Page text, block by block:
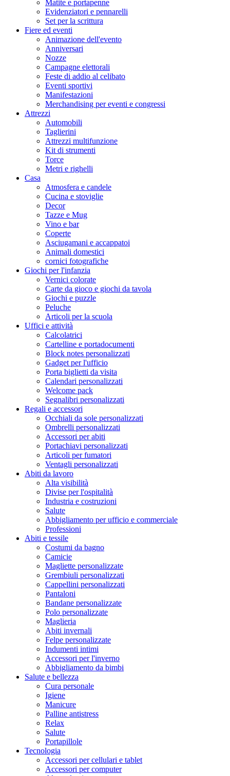
Matite e portapenne
Evidenziatori e pennarelli
Set per la scrittura
Fiere ed eventi
Animazione dell'evento
Anniversari
Nozze
Campagne elettorali
Feste di addio al celibato
Eventi sportivi
Manifestazioni
Merchandising per eventi e congressi
Attrezzi
Automobili
Taglierini
Attrezzi multifunzione
Kit di strumenti
Torce
Metri e righelli
Casa
Atmosfera e candele
Cucina e stoviglie
Decor
Tazze e Mug
Vino e bar
Coperte
Asciugamani e accappatoi
Animali domestici
cornici fotografiche
Giochi per l'infanzia
Vernici colorate
Carte da gioco e giochi da tavola
Giochi e puzzle
Peluche
Articoli per la scuola
Uffici e attività
Calcolatrici
Cartelline e portadocumenti
Block notes personalizzati
Gadget per l'ufficio
Porta biglietti da visita
Calendari personalizzati
Welcome pack
Segnalibri personalizzati
Regali e accessori
Occhiali da sole personalizzati
Ombrelli personalizzati
Accessori per abiti
Portachiavi personalizzati
Articoli per fumatori
Ventagli personalizzati
Abiti da lavoro
Alta visibilità
Divise per l'ospitalità
Industria e costruzioni
Salute
Abbigliamento per ufficio e commerciale
Professioni
Abiti e tessile
Costumi da bagno
Camicie
Magliette personalizzate
Grembiuli personalizzati
Cappellini personalizzati
Pantaloni
Bandane personalizzate
Polo personalizzate
Maglieria
Abiti invernali
Felpe personalizzate
Indumenti intimi
Accessori per l'inverno
Abbigliamento da bimbi
Salute e bellezza
Cura personale
Igiene
Manicure
Palline antistress
Relax
Salute
Portapillole
Tecnologia
Accessori per cellulari e tablet
Accessori per computer